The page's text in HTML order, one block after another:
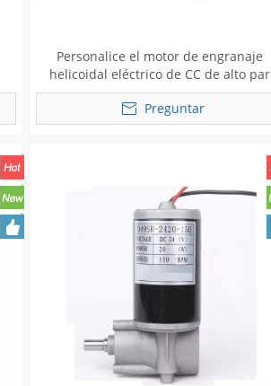
Personalice el motor de engranaje
helicoidal eléctrico de CC de alto par
para limpiaparabrisas de
automóvil/limpiaparabrisas de lluvia
Preguntar